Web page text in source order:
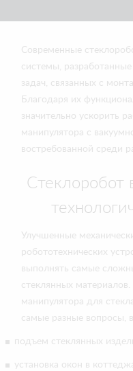
Современные
системы,
задач, связанных с
Благодаря их
значительно ускорить
манипулятора с
востребованной среди
Стеклоробот
Улучшенные
робототехнических
выполнять самые
стеклянных
манипулятора для
самые разные вопросы,
подъем стеклянных
установка окон в